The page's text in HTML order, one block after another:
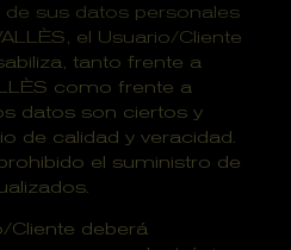
de sus datos personales
el Usuario/Cliente
tanto frente a
como frente a
datos son ciertos y
de calidad y veracidad.
el suministro de
Cliente deberá